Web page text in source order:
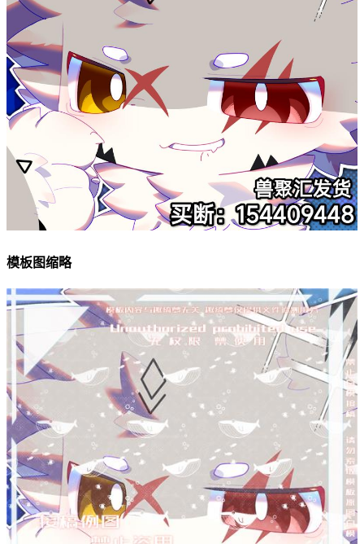
模板图缩略